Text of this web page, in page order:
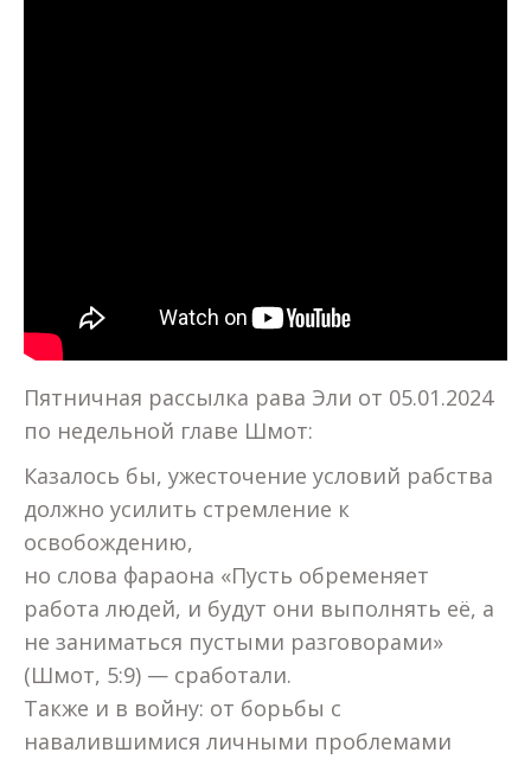
Пятничная рассылка рава Эли от 05.01.2024
по недельной главе Шмот:
Казалось бы, ужесточение условий рабства
должно усилить стремление к
освобождению,
но слова фараона «Пусть обременяет
работа людей, и будут они выполнять её, а
не заниматься пустыми разговорами»
(Шмот, 5:9) — сработали.
Также и в войну: от борьбы с
навалившимися личными проблемами